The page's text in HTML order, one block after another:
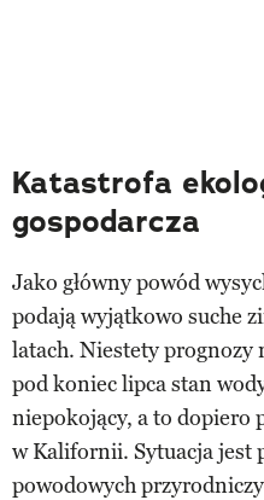
Katastrofa
gospodarcza
Jako główny powód
podają wyjątkowo suche
latach. Niestety prognozy
pod koniec lipca stan
niepokojący, a to dopiero
w Kalifornii. Sytuacja jest
powodowych